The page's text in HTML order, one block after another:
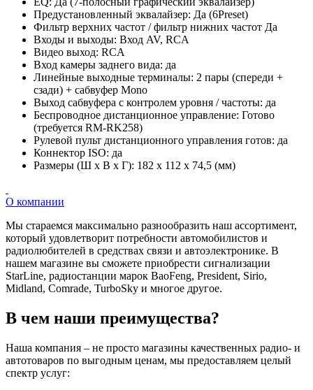
Предустановленный эквалайзер: Да (6Preset)
Фильтр верхних частот / фильтр нижних частот Да
Входы и выходы: Вход AV, RCA
Видео выход: RCA
Вход камеры заднего вида: да
Линейные выходные терминалы: 2 пары (спереди +
сзади) + сабвуфер Mono
Выход сабвуфера с контролем уровня / частоты: да
Беспроводное дистанционное управление: Готово
(требуется RM-RK258)
Рулевой пульт дистанционного управления готов: да
Коннектор ISO: да
Размеры (Ш x В x Г): 182 x 112 x 74,5 (мм)
О компании
Мы стараемся максимально разнообразить наш ассортимент,
который удовлетворит потребности автомобилистов и
радиолюбителей в средствах связи и автоэлектронике. В
нашем магазине вы сможете приобрести сигнализации
StarLine, радиостанции марок BaoFeng, President, Sirio,
Midland, Comrade, TurboSky и многое другое.
В чем наши преимущества?
Наша компания – не просто магазины качественных радио- и
автотоваров по выгодным ценам, мы предоставляем целый
спектр услуг: